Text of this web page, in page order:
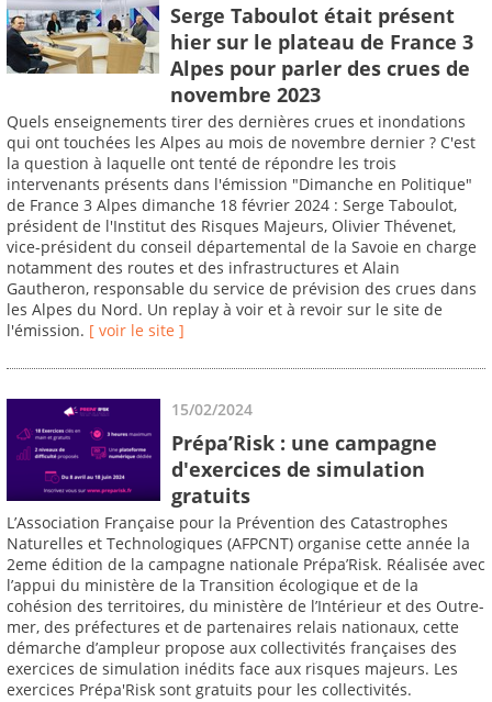
Serge Taboulot était présent
hier sur le plateau de France 3
Alpes pour parler des crues de
novembre 2023
Quels enseignements tirer des dernières crues et inondations
qui ont touchées les Alpes au mois de novembre dernier ? C'est
la question à laquelle ont tenté de répondre les trois
intervenants présents dans l'émission "Dimanche en Politique"
de France 3 Alpes dimanche 18 février 2024 : Serge Taboulot,
président de l'Institut des Risques Majeurs, Olivier Thévenet,
vice-président du conseil départemental de la Savoie en charge
notamment des routes et des infrastructures et Alain
Gautheron, responsable du service de prévision des crues dans
les Alpes du Nord. Un replay à voir et à revoir sur le site de
l'émission. [ voir le site ]
15/02/2024
Prépa’Risk : une campagne
d'exercices de simulation
gratuits
L’Association Française pour la Prévention des Catastrophes
Naturelles et Technologiques (AFPCNT) organise cette année la
2eme édition de la campagne nationale Prépa’Risk. Réalisée avec
l’appui du ministère de la Transition écologique et de la
cohésion des territoires, du ministère de l’Intérieur et des Outre-
mer, des préfectures et de partenaires relais nationaux, cette
démarche d’ampleur propose aux collectivités françaises des
exercices de simulation inédits face aux risques majeurs. Les
exercices Prépa'Risk sont gratuits pour les collectivités.